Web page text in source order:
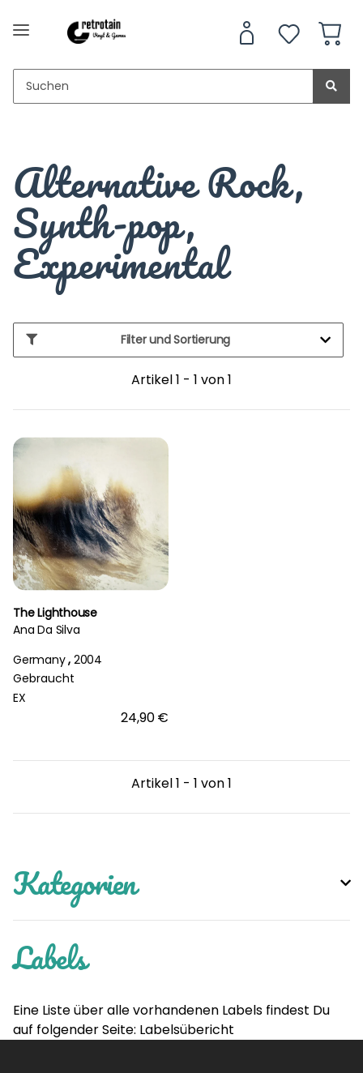
Alternative Rock,
Synth-pop,
Experimental
Filter und Sortierung
Artikel 1 - 1 von 1
The Lighthouse
Ana Da Silva
Germany, 2004
Gebraucht
EX
24,90 €
Artikel 1 - 1 von 1
Kategorien
Labels
Eine Liste über alle vorhandenen Labels findest Du
auf folgender Seite: Labelsübericht